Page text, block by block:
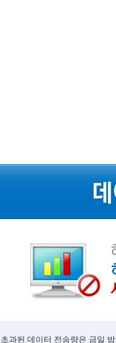
초과된 데이터 전송량은 금일